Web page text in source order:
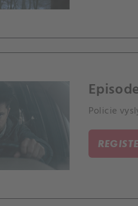
Policie